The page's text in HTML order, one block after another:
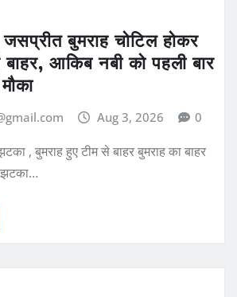
बुमराह चोटिल होकर
आकिब नबी को पहली बार
Aug 3, 2026 0
, बुमराह हुए टीम से बाहर बुमराह का बाहर
झटका…